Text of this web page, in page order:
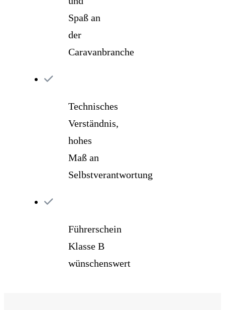
Spaß an
der
Caravanbranche
Technisches
Verständnis,
hohes
Maß an
Selbstverantwortung
Führerschein
Klasse B
wünschenswert